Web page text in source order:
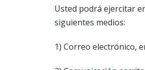
Usted podrá ejercitar
siguientes medios:
1) Correo electrónico,